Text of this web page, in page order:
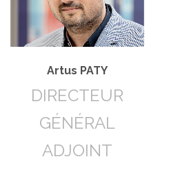
Artus PATY
DIRECTEUR
GÉNÉRAL
ADJOINT